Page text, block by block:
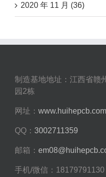
2020 年 11 月 (36)
制造基地地址：江西省赣
园2栋
网址：
QQ： 3002711359
邮箱：
手机/微信：18179791130